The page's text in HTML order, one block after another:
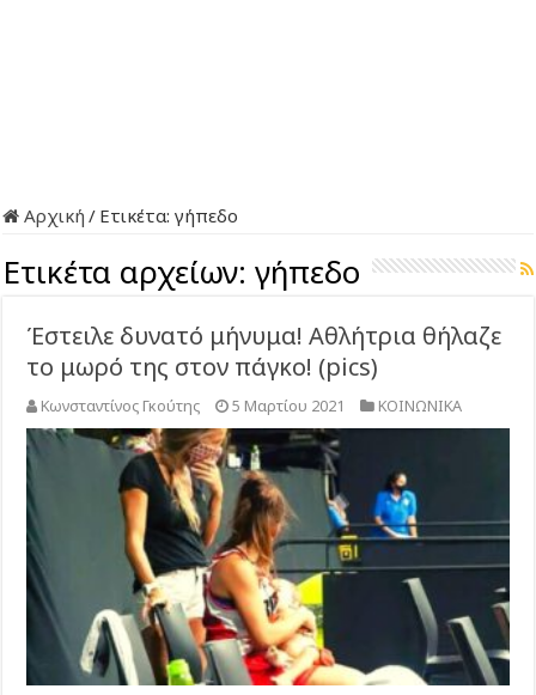
Αρχική / Ετικέτα:γήπεδο
Ετικέτα αρχείων:γήπεδο
Έστειλε δυνατό μήνυμα! Αθλήτρια θήλαζε
το μωρό της στον πάγκο! (pics)
Κωνσταντίνος Γκούτης 5 Μαρτίου 2021 ΚΟΙΝΩΝΙΚΑ